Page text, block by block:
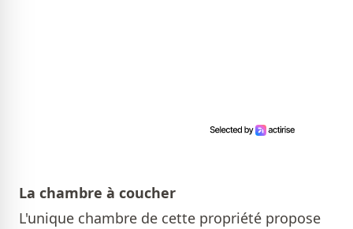
La chambre à coucher
L'unique chambre de cette propriété propose